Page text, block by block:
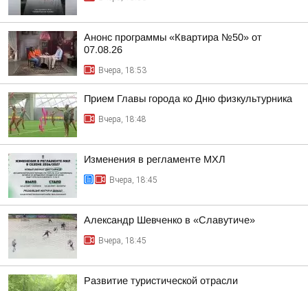
Анонс программы «Квартира №50» от
07.08.26
Вчера, 18:53
Прием Главы города ко Дню физкультурника
Вчера, 18:48
Изменения в регламенте МХЛ
Вчера, 18:45
Александр Шевченко в «Славутиче»
Вчера, 18:45
Развитие туристической отрасли